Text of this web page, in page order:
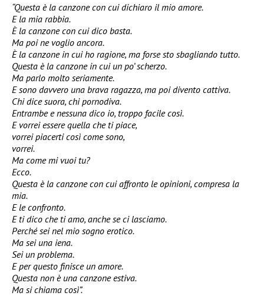
“Questa è la canzone con cui dichiaro il mio amore.
E la mia rabbia.
È la canzone con cui dico basta.
Ma poi ne voglio ancora.
È la canzone in cui ho ragione, ma forse sto sbagliando tutto.
Questa è la canzone in cui un po’ scherzo.
Ma parlo molto seriamente.
E sono davvero una brava ragazza, ma poi divento cattiva.
Chi dice suora, chi pornodiva.
Entrambe e nessuna dico io, troppo facile così.
E vorrei essere quella che ti piace,
vorrei piacerti così come sono,
vorrei.
Ma come mi vuoi tu?
Ecco.
Questa è la canzone con cui affronto le opinioni, compresa la
mia.
E le confronto.
E ti dico che ti amo, anche se ci lasciamo.
Perché sei nel mio sogno erotico.
Ma sei una iena.
Sei un problema.
E per questo finisce un amore.
Questa non è una canzone estiva.
Ma si chiama così”.